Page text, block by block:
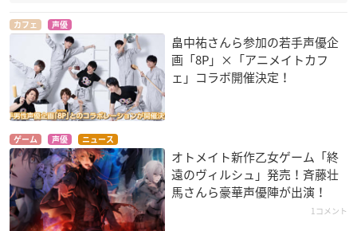
カフェ 声優
畠中祐さんら参加の若手声優企
画「8P」×「アニメイトカフ
ェ」コラボ開催決定！
ゲーム 声優 ニュース
オトメイト新作乙女ゲーム「終
遠のヴィルシュ」発売！斉藤壮
馬さんら豪華声優陣が出演！
1コメント